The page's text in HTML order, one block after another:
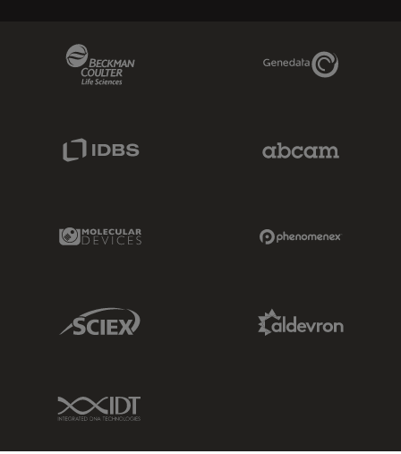
Genedata Link
Molecular Devices Link
Sciex Link
IDT Link